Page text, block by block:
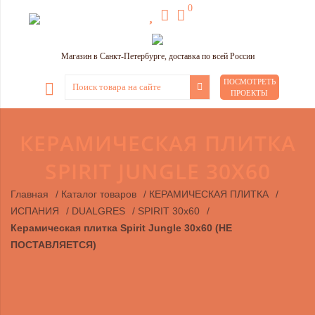
0
Магазин в Санкт-Петербурге, доставка по всей России
ПОСМОТРЕТЬ
ПРОЕКТЫ
Главная / Каталог товаров / КЕРАМИЧЕСКАЯ ПЛИТКА
/
ИСПАНИЯ
/ DUALGRES / SPIRIT 30х60
/
Керамическая плитка Spirit Jungle 30х60 (НЕ
ПОСТАВЛЯЕТСЯ)